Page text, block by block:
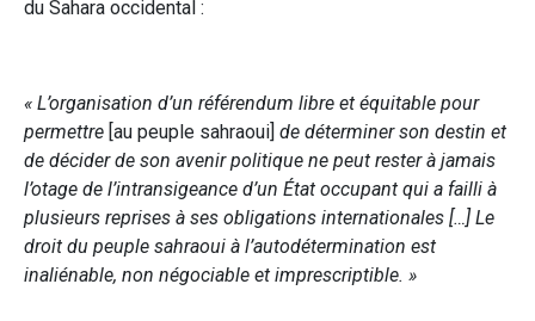
du Sahara occidental :
« L’organisation d’un référendum libre et équitable pour
permettre [au peuple sahraoui] de déterminer son destin et
de décider de son avenir politique ne peut rester à jamais
l’otage de l’intransigeance d’un État occupant qui a failli à
plusieurs reprises à ses obligations internationales […] Le
droit du peuple sahraoui à l’autodétermination est
inaliénable, non négociable et imprescriptible. »